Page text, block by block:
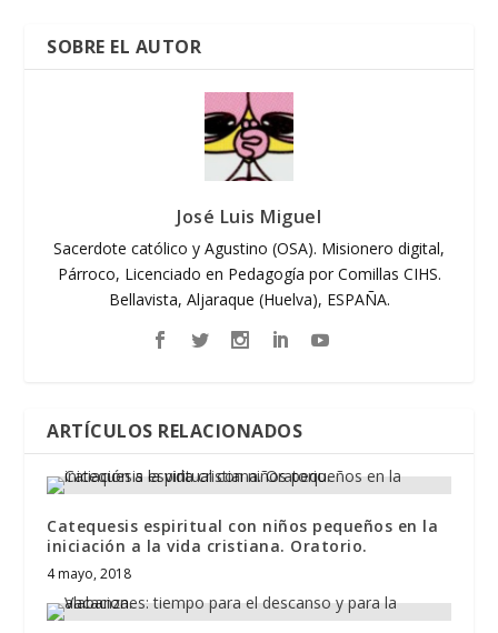
SOBRE EL AUTOR
José Luis Miguel
Sacerdote católico y Agustino (OSA). Misionero digital,
Párroco, Licenciado en Pedagogía por Comillas CIHS.
Bellavista, Aljaraque (Huelva), ESPAÑA.
ARTÍCULOS RELACIONADOS
Catequesis espiritual con niños pequeños en la
iniciación a la vida cristiana. Oratorio.
4 mayo, 2018